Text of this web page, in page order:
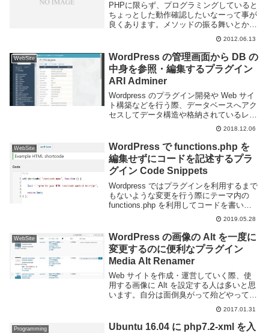
PHPに限らず、プログラミングしていると
ちょっとした動作確認したいなーって事が
良くあります。メソッドの振る舞いとか正
規表現の確認とかイロイロ。そのためだけ
にファイル作ったり書きこむの面倒なので
こういった簡単な動きを確認するのに便利
な機能があ...
2012.06.13
WebSite
WordPress の管理画面から DB の
中身を参照・編集するプラグイン
ARI Adminer
Wordpress のプラグイン開発や Web サイ
ト構築などを行う際、データベースへアク
セスしてデータ構造や格納されているレコ
ードを確認したい事がある。通常データベ
ースへアクセスするには ssh などでログイ
ンしてコマンドを実行したり、も...
2018.12.06
WebSite
WordPress で functions.php を
編集せずにコードを記述するプラ
グイン Code Snippets
Wordpress ではプラグインを利用するまで
もないような変更を行う際にテーマ内の
functions.php を利用してコードを書いた
りショートコードを追加することがある。
便利な機能ではあるがテーマ自体のアップ
デートの際に上書きされたり...
2019.05.28
WebSite
WordPress の画像の Alt を一度に
変更するのに便利なプラグイン
Media Alt Renamer
Web サイトを作成・運営していく際、使
用する画像に Alt を設定する人は多いと思
います。自分は面倒臭がって殆どやってい
ないのですが、SEO 的にもアクセシビリ
ティ的にもやっておいたほうが良いでしょ
う。Wordpress で画像の Alt...
2017.01.31
Programming
Ubuntu 16.04 に php7.2-xml を入